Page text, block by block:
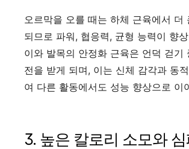
오르막을 오를 때는 하체 근육에서 더
되므로 파워, 협응력, 균형 능력이 향
이와 발목의 안정화 근육은 언덕 걷기
전을 받게 되며, 이는 신체 감각과 동
여 다른 활동에서도 성능 향상으로 이
3. 높은 칼로리 소모와